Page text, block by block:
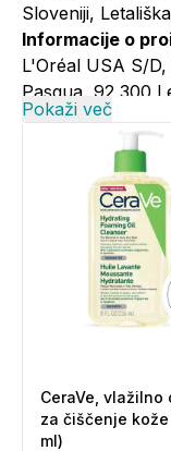
Sloveniji,
Informacije o
L'Oréal USA S/
Pasqua, 92 300
Informacije o
+386 1
cena je
www.cerave.si
Pokaži več
CeraVe, vlažilno
za čiščenje
ml)